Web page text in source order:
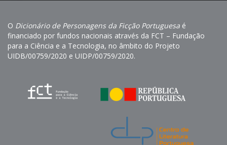
O Dicionário de Personagens da Ficção Portuguesa é
financiado por fundos nacionais através da FCT – Fundação
para a Ciência e a Tecnologia, no âmbito do Projeto
UIDB/00759/2020 e UIDP/00759/2020.